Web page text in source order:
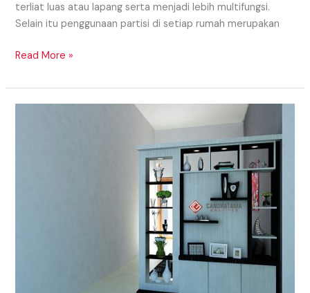
terliat luas atau lapang serta menjadi lebih multifungsi.
Selain itu penggunaan partisi di setiap rumah merupakan
Read More »